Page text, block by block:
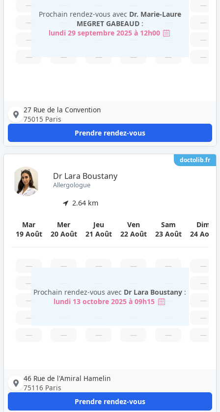
—
—
—
—
—
—
—
—
—
—
—
—
—
—
Prochain rendez-vous avec Dr. Marie-Laure
MEGRET GABEAUD:
lundi 29 septembre 2025 à 12h00
27 Rue de la Convention
75015 Paris
Prendre rendez-vous
doctolib.fr
Dr Lara Boustany
Allergologue
2.64 km
Mar
19 Août
Mer
20 Août
Jeu
21 Août
Ven
22 Août
Sam
23 Août
Dim
24 Août
—
—
—
—
—
—
—
—
—
—
—
—
—
—
—
—
—
—
—
—
—
—
Prochain rendez-vous avec Dr Lara Boustany :
lundi 13 octobre 2025 à 09h15
46 Rue de l'Amiral Hamelin
75116 Paris
Prendre rendez-vous